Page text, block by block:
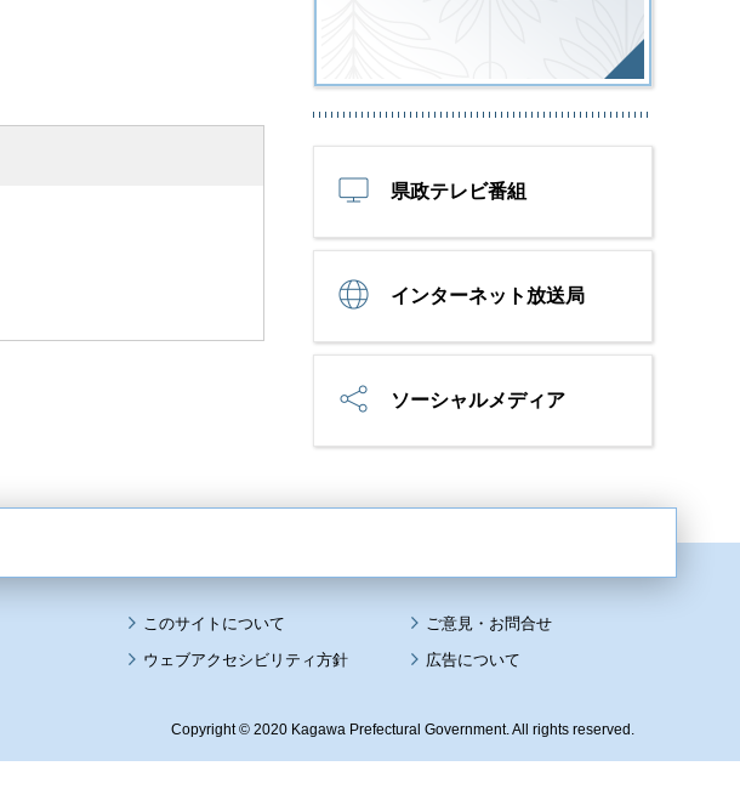
県政テレビ番組
インターネット放送局
ソーシャルメディア
このサイトについて
ウェブアクセシビリティ方針 広告について
Copyright © 2020 Kagawa Prefectural Government. All rights reserved.